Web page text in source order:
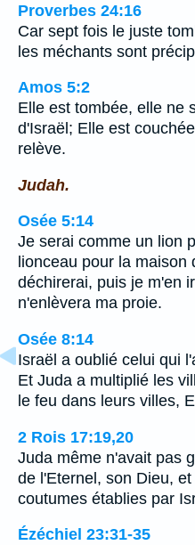
Proverbes 24:16
Car sept fois le juste
les méchants sont
Amos 5:2
Elle est tombée, elle ne
d'Israël; Elle est
relève.
Judah.
Osée 5:14
Je serai comme un lion
lionceau pour la
déchirerai, puis je m'en
n'enlèvera ma proie.
Osée 8:14
Israël a oublié celui qui
Et Juda a multiplié les
le feu dans leurs villes,
2 Rois 17:19,20
Juda même n'avait pas
de l'Eternel, son Dieu,
coutumes établies par
Ézéchiel 23:31-35